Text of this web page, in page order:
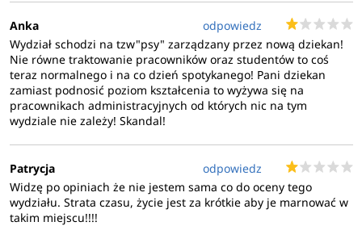
Anka
odpowiedz
Wydział schodzi na tzw"psy" zarządzany przez nową dziekan!
Nie równe traktowanie pracowników oraz studentów to coś
teraz normalnego i na co dzień spotykanego! Pani dziekan
zamiast podnosić poziom kształcenia to wyżywa się na
pracownikach administracyjnych od których nic na tym
wydziale nie zależy! Skandal!
Patrycja
odpowiedz
Widzę po opiniach że nie jestem sama co do oceny tego
wydziału. Strata czasu, życie jest za krótkie aby je marnować w
takim miejscu!!!!